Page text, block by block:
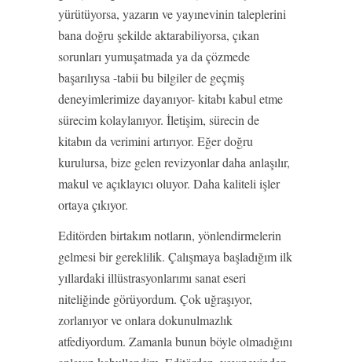
yürütüyorsa, yazarın ve yayınevinin taleplerini
bana doğru şekilde aktarabiliyorsa, çıkan
sorunları yumuşatmada ya da çözmede
başarılıysa -tabii bu bilgiler de geçmiş
deneyimlerimize dayanıyor- kitabı kabul etme
sürecim kolaylanıyor. İletişim, sürecin de
kitabın da verimini artırıyor. Eğer doğru
kurulursa, bize gelen revizyonlar daha anlaşılır,
makul ve açıklayıcı oluyor. Daha kaliteli işler
ortaya çıkıyor.
Editörden birtakım notların, yönlendirmelerin
gelmesi bir gereklilik. Çalışmaya başladığım ilk
yıllardaki illüstrasyonlarımı sanat eseri
niteliğinde görüyordum. Çok uğraşıyor,
zorlanıyor ve onlara dokunulmazlık
atfediyordum. Zamanla bunun böyle olmadığını